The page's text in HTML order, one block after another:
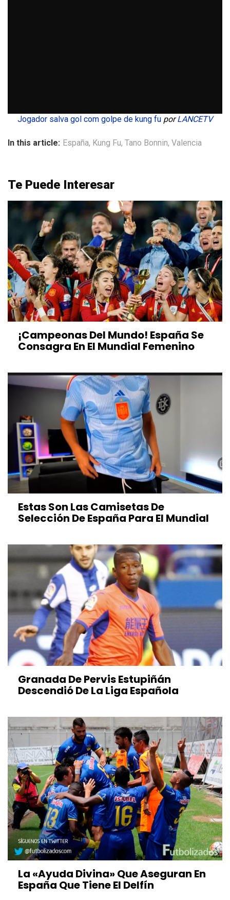
Jogador salva gol com golpe de kung fu porLANCETV
In this article: España, Kung Fu, Tano Bonnin, Valencia
Te Puede Interesar
¡Campeonas Del Mundo! España Se
Consagra En El Mundial Femenino
Estas Son Las Camisetas De
Selección De España Para El Mundial
Granada De Pervis Estupiñán
Descendió De La Liga Española
La «ayuda Divina» Que Aseguran En
España Que Tiene El Delfín